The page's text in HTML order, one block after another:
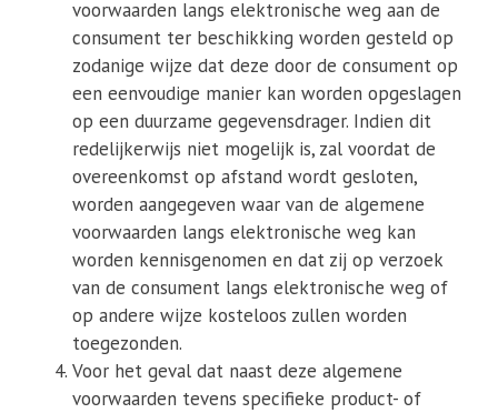
voorwaarden langs elektronische weg aan de
consument ter beschikking worden gesteld op
zodanige wijze dat deze door de consument op
een eenvoudige manier kan worden opgeslagen
op een duurzame gegevensdrager. Indien dit
redelijkerwijs niet mogelijk is, zal voordat de
overeenkomst op afstand wordt gesloten,
worden aangegeven waar van de algemene
voorwaarden langs elektronische weg kan
worden kennisgenomen en dat zij op verzoek
van de consument langs elektronische weg of
op andere wijze kosteloos zullen worden
toegezonden.
Voor het geval dat naast deze algemene
voorwaarden tevens specifieke product- of